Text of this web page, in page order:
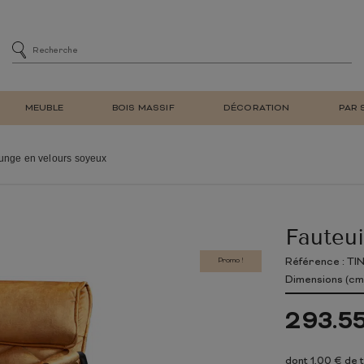
MEUBLE
SIÈGE
ADULTE
BOIS MASSIF
MEUBLE EN BOIS
RECYCLÉ
DÉCORATION PAR
RÉTRO
en velours soyeux
Promo !
Référence :
Dimensions